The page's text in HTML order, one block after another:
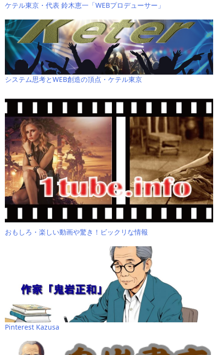
ケテル東京・代表 鈴木恵一「WEBプロデューサー」
システム思考とWEB創造の頂点・ケテル東京
おもしろ・楽しい動画や驚き！ビックリな情報
Pinterest Kazusa